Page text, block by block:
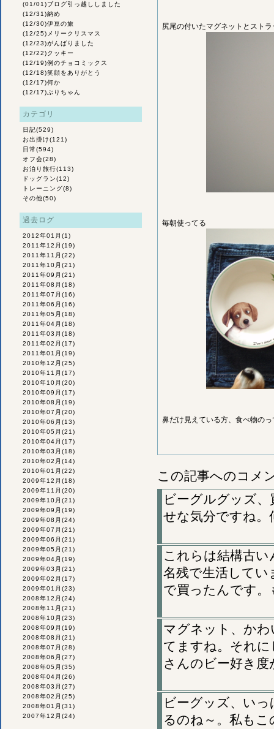
(01/01)ブログ引っ越ししました
(12/31)納め
(12/30)伊豆の旅
(12/25) メリークリスマス
(12/23)がんばりました
(12/22)クッキー
(12/19)例のチョコミックス
(12/18)笑顔をありがとう
(12/17)何か
(12/17) ぶりちゃん
カテゴリ
日記(529)
お出掛け(121)
日常(594)
オフ会(28)
お泊り旅行(113)
ドッグラン(12)
トレーニング(8)
その他(50)
過去ログ
2012年01月 (1)
2011年12月 (19)
2011年11月 (22)
2011年10月 (21)
2011年09月 (21)
2011年08月 (18)
2011年07月 (16)
2011年06月 (16)
2011年05月 (18)
2011年04月 (18)
2011年03月 (18)
2011年02月 (17)
2011年01月 (19)
2010年12月 (25)
2010年11月 (17)
2010年10月 (20)
2010年09月 (17)
2010年08月 (19)
2010年07月 (20)
2010年06月 (13)
2010年05月 (21)
2010年04月 (17)
2010年03月 (18)
2010年02月 (14)
2010年01月 (22)
2009年12月 (18)
2009年11月 (20)
2009年10月 (21)
2009年09月 (19)
2009年08月 (24)
2009年07月 (21)
2009年06月 (21)
2009年05月 (21)
2009年04月 (19)
2009年03月 (21)
2009年02月 (17)
2009年01月 (23)
2008年12月 (24)
2008年11月 (21)
2008年10月 (23)
2008年09月 (19)
2008年08月 (21)
2008年07月 (28)
2008年06月 (27)
2008年05月 (35)
2008年04月 (26)
2008年03月 (27)
2008年02月 (25)
2008年01月 (31)
2007年12月 (24)
尻尾の付いたマグネットとストラ
毎朝使ってる
鼻だけ見えている方、食べ物の
この記事へのコメ
ビーグルグッズ
せな気分ですね
これらは結構古
名残で生活して
で買ったんです
マグネット、か
てますね。それ
さんのビー好き
ビーグッズ、い
るのね～。私も